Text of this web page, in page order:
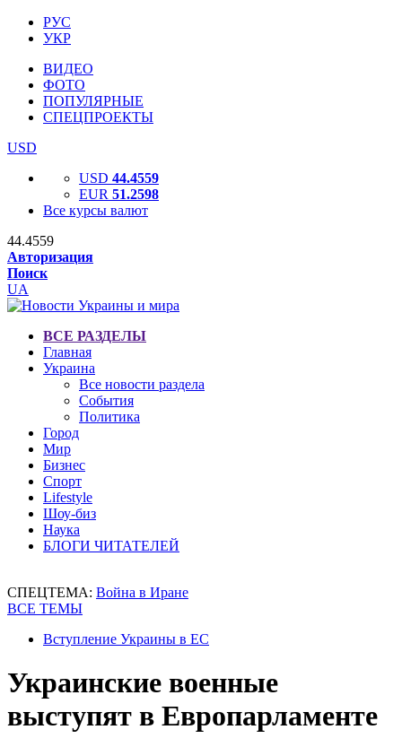
РУС
УКР
ВИДЕО
ФОТО
ПОПУЛЯРНЫЕ
СПЕЦПРОЕКТЫ
USD
USD 44.4559
EUR 51.2598
Все курсы валют
44.4559
Авторизация
Поиск
UA
ВСЕ РАЗДЕЛЫ
Главная
Украина
Все новости раздела
События
Политика
Город
Мир
Бизнес
Спорт
Lifestyle
Шоу-биз
Наука
БЛОГИ ЧИТАТЕЛЕЙ
СПЕЦТЕМА: Война в Иране
ВСЕ ТЕМЫ
Вступление Украины в ЕС
Украинские военные
выступят в Европарламенте